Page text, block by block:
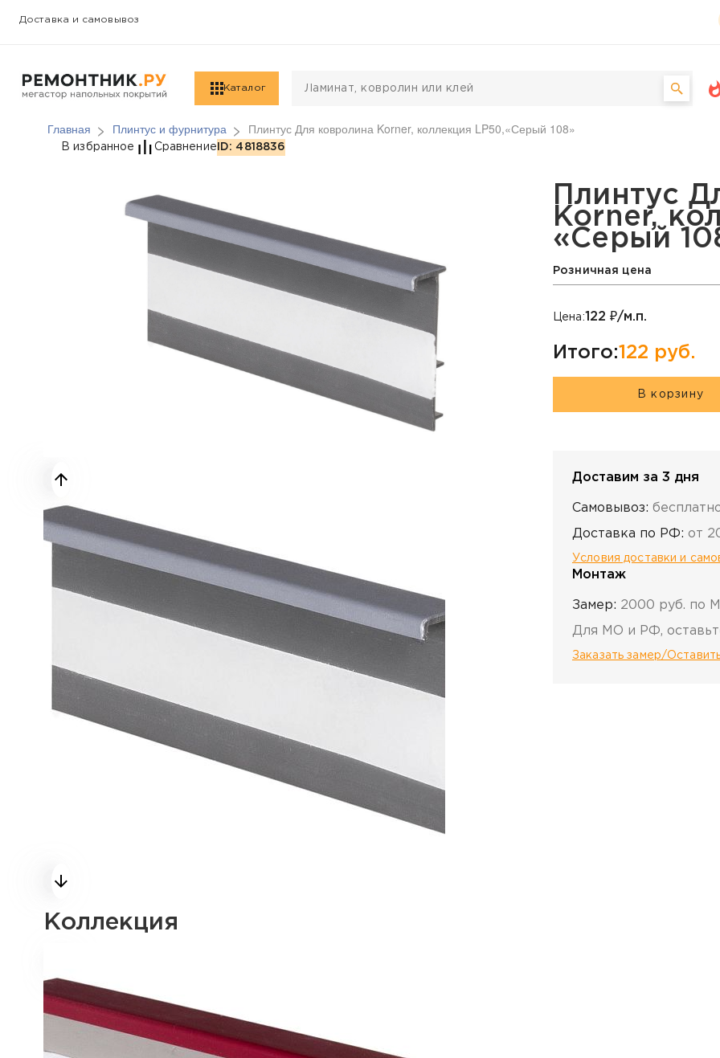
Доставка и самовывоз
Каталог
Главная Плинтус и фурнитура Плинтус Для ковролина Korner, коллекция LP50,«Серый 108»
Плинтус Для ковролина Korner, коллекция
В избранное Сравнение ID: 4818836
Коллекция
Плинтус
Korner,
«Серый
Розничная цена
Цена:122 ₽/м.п.
Итого:122 руб.
В корзину
Доставим за 3 дня
Самовывоз:
Доставка по РФ: от
Условия доставки и
Монтаж
Замер: 2000 руб. по
Для МО и РФ,
Заказать замер/